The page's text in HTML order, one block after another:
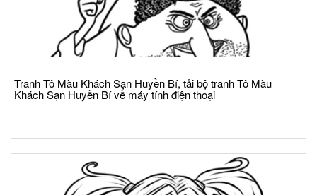
Tranh Tô Màu Khách Sạn Huyền Bí, tải bộ tranh Tô Màu
Khách Sạn Huyền Bí về máy tính điện thoại